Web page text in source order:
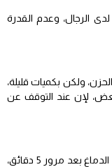
الرجال، وعدم القدرة
ولكن بكميات قليلة،
لإن عند التوقف عن
يبدأ مفعول الخمر بعد الرشفة الاولى، ويصل إلى الدماغ بعد مرور 5 دقائق،